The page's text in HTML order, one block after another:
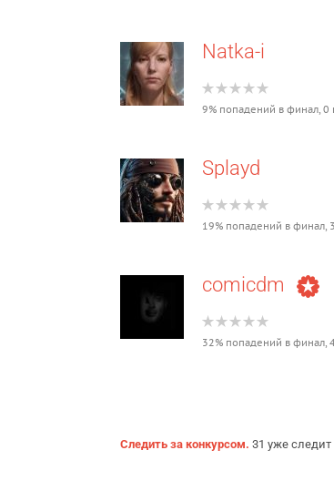
Natka-i
9% попадений в финал, 0
Splayd
19% попадений в финал,
comicdm
32% попадений в финал,
Следить за конкурсом. 31 уже следит